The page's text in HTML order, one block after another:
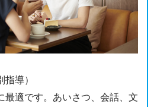
導）
最適です。あいさつ、会話、文